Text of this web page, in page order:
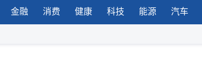
金融 消费 健康 科技 能源 汽车